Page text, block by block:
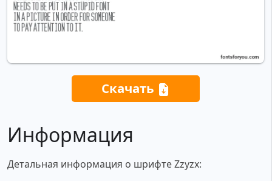
Скачать
Информация
Детальная информация о шрифте Zzyzx: